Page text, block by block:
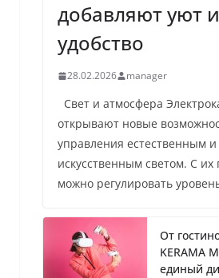
добавляют уют и
удобство
28.02.2026 manager
Свет и атмосфера
открывают новые
управления естественным и
искусственным светом. С
можно регулировать
От
KERAMA
единый